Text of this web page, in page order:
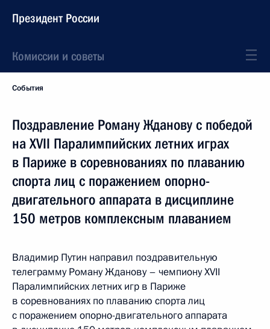
Президент России
Комиссии и советы
События
Поздравление Роману Жданову с победой
на XVII Паралимпийских летних играх
в Париже в соревнованиях по плаванию
спорта лиц с поражением опорно-
двигательного аппарата в дисциплине
150 метров комплексным плаванием
Владимир Путин направил поздравительную
телеграмму Роману Жданову – чемпиону XVII
Паралимпийских летних игр в Париже
в соревнованиях по плаванию спорта лиц
с поражением опорно-двигательного аппарата